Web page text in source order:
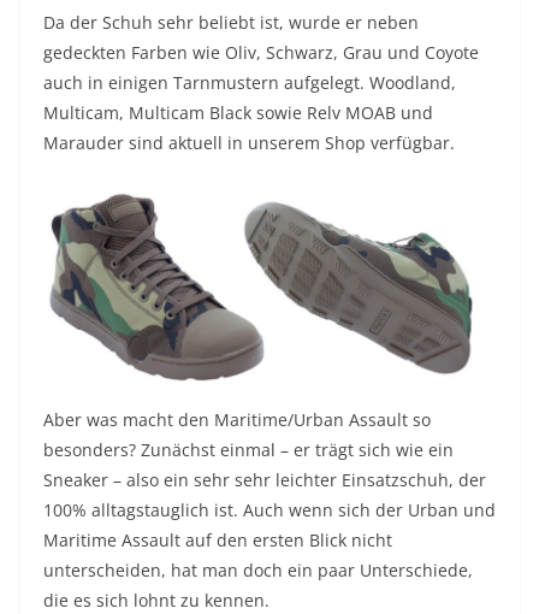
Da der Schuh sehr beliebt ist, wurde er neben
gedeckten Farben wie Oliv, Schwarz, Grau und Coyote
auch in einigen Tarnmustern aufgelegt. Woodland,
Multicam, Multicam Black sowie Relv MOAB und
Marauder sind aktuell in unserem Shop verfügbar.
Aber was macht den Maritime/Urban Assault so
besonders? Zunächst einmal – er trägt sich wie ein
Sneaker – also ein sehr sehr leichter Einsatzschuh, der
100% alltagstauglich ist. Auch wenn sich der Urban und
Maritime Assault auf den ersten Blick nicht
unterscheiden, hat man doch ein paar Unterschiede,
die es sich lohnt zu kennen.